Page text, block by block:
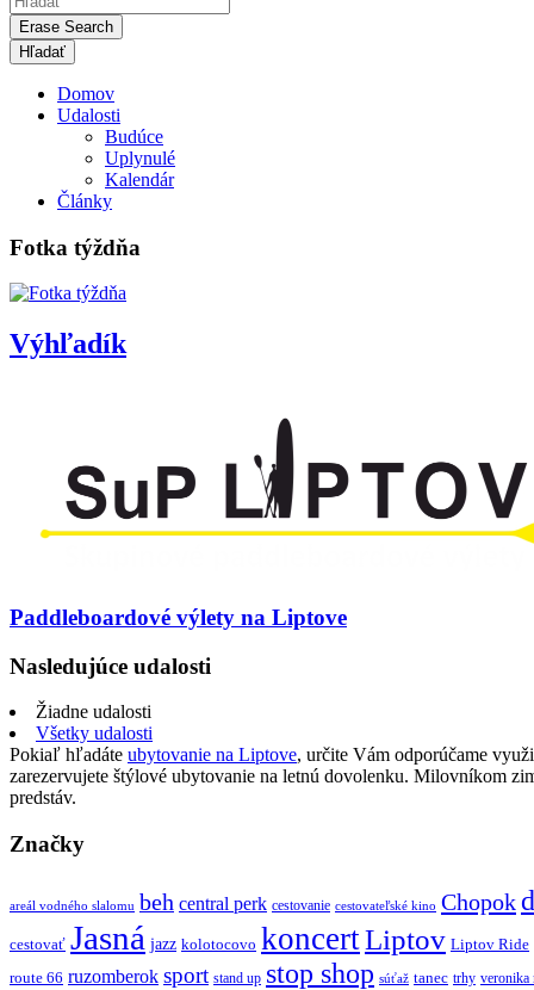
Erase Search
Domov
Udalosti
Budúce
Uplynulé
Kalendár
Články
Fotka týždňa
Výhľadík
Paddleboardové výlety na Liptove
Nasledujúce udalosti
Žiadne udalosti
Všetky udalosti
Pokiaľ hľadáte ubytovanie na Liptove, určite Vám odporúčame
zarezervujete štýlové ubytovanie na letnú dovolenku. Milovníkom
predstáv.
Značky
areál vodného slalomu beh central perk cestovanie cestovateľské kino Chopok
cestovať Jasná jazz kolotocovo koncertLiptov Liptov Ride
route 66 ruzomberok sport stand up stop shop súťaž tanec trhy veronika